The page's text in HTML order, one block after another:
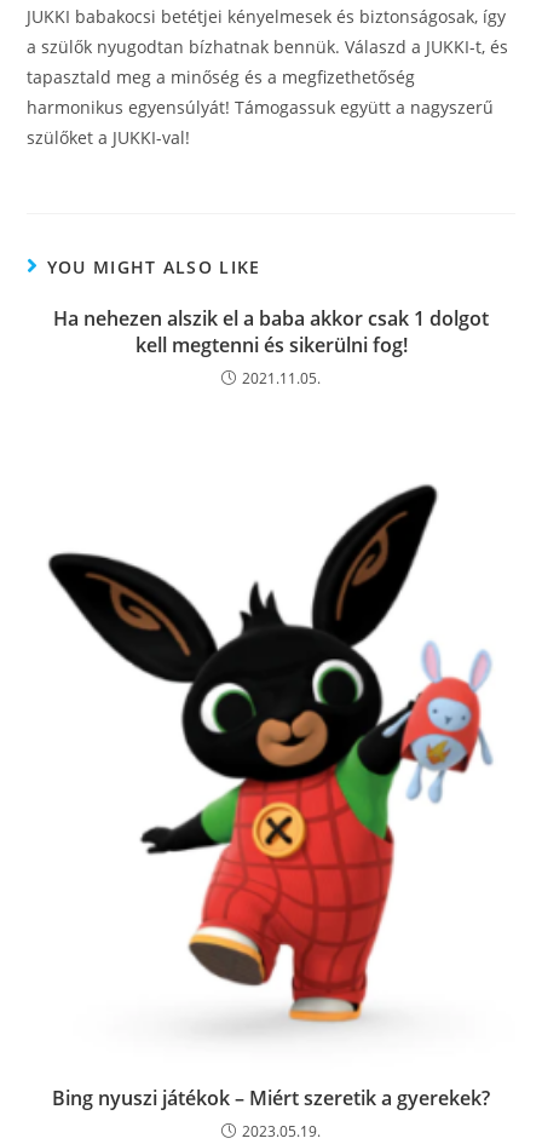
JUKKI babakocsi betétjei kényelmesek és biztonságosak, így
a szülők nyugodtan bízhatnak bennük. Válaszd a JUKKI-t, és
tapasztald meg a minőség és a megfizethetőség
harmonikus egyensúlyát! Támogassuk együtt a nagyszerű
szülőket a JUKKI-val!
YOU MIGHT ALSO LIKE
Ha nehezen alszik el a baba akkor csak 1 dolgot
kell megtenni és sikerülni fog!
2021.11.05.
Bing nyuszi játékok – Miért szeretik a gyerekek?
2023.05.19.